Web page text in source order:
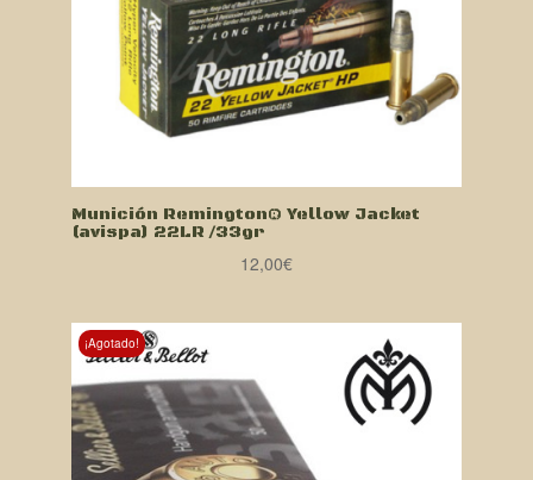
Munición Remington® Yellow Jacket
(avispa) 22LR /33gr
12,00€
¡Agotado!